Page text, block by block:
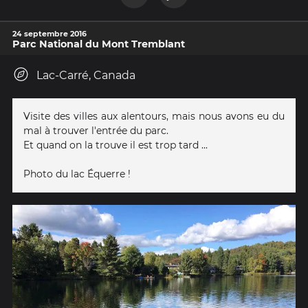
24 septembre 2016
Parc National du Mont Tremblant
Lac-Carré, Canada
Visite des villes aux alentours, mais nous avons eu du
mal à trouver l'entrée du parc.
Et quand on la trouve il est trop tard ...
Photo du lac Équerre !